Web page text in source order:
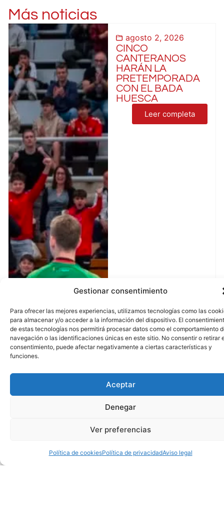
Gestionar consentimiento
Para ofrecer las mejores experiencias, utilizamos tecnologías como las
para almacenar y/o acceder a la información del dispositivo. El
de estas tecnologías nos permitirá procesar datos como el comportamiento
navegación o las identificaciones únicas en este sitio. No consentir o retirar
consentimiento, puede afectar negativamente a ciertas características y
funciones.
Aceptar
Denegar
Ver preferencias
Política de cookiesPolítica de privacidadAviso legal
Más noticias
agosto 2, 2026
CINCO
CANTERANOS
HARÁN LA
PRETEMPORADA
CON EL BADA
HUESCA
Leer completa